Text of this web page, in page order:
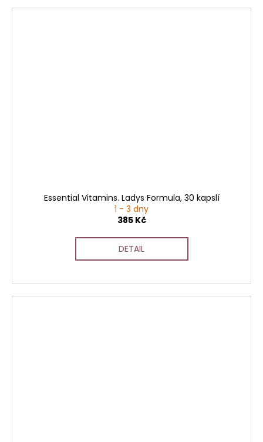
Essential Vitamins. Ladys Formula, 30 kapslí
1 - 3 dny
385 Kč
DETAIL